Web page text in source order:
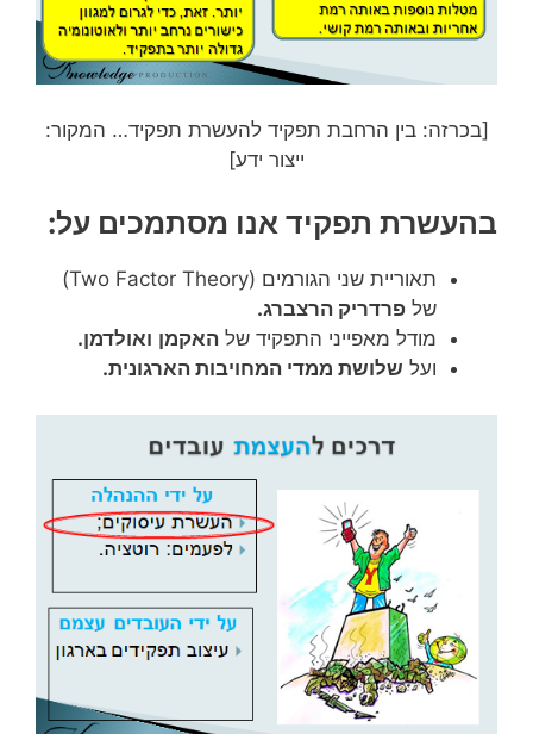
[בכרזה: בין הרחבת תפקיד להעשרת תפקיד… המקור:
ייצור ידע]
בהעשרת תפקיד אנו מסתמכים על:
תאוריית שני הגורמים (Two Factor Theory)
של פרדריק הרצברג.
מודל מאפייני התפקיד של האקמן ואולדמן.
ועל שלושת ממדי המחויבות הארגונית.